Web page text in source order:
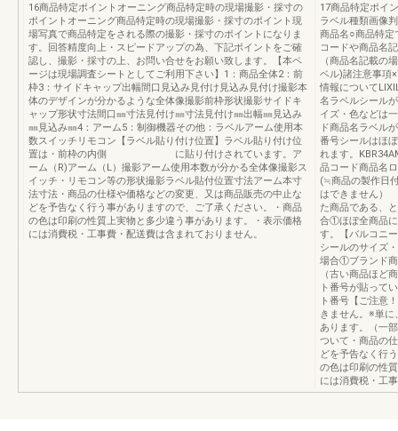
16商品特定ポイントオーニング商品特定時の現場撮影・採寸の
ポイントオーニング商品特定時の現場撮影・採寸のポイント現
場写真で商品特定をされる際の撮影・採寸のポイントになりま
す。回答精度向上・スピードアップの為、下記ポイントをご確
認し、撮影・採寸の上、お問い合せをお願い致します。【本ペ
ージは現場調査シートとしてご利用下さい】1：商品全体2：前
枠3：サイドキャップ出幅間口見込み見付け見込み見付け撮影本
体のデザインが分かるような全体像撮影前枠形状撮影サイドキ
ャップ形状寸法間口㎜寸法見付け㎜寸法見付け㎜出幅㎜見込み
㎜見込み㎜4：アーム5：制御機器その他：ラベルアーム使用本
数スイッチリモコン【ラベル貼り付け位置】ラベル貼り付け位
置は・前枠の内側 に貼り付けされています。ア
ーム（R)アーム（L）撮影アーム使用本数が分かる全体像撮影ス
イッチ・リモコン等の形状撮影ラベル貼付位置寸法アーム本寸
法寸法・商品の仕様や価格などの変更、又は商品販売の中止な
どを予告なく行う事がありますので、ご了承ください。・商品
の色は印刷の性質上実物と多少違う事があります。・表示価格
には消費税・工事費・配送費は含まれておりません。
17商品特定ポイ
ラベル種類画像
商品名○商品特
コードや商品名
（商品名記載の
ベル)諸注意事項
情報について
名ラベルシール
イズ・色などは
ド商品名ラベル
番号シールはほ
れます。
品コード商品名
(≒商品の製作日
はできません）
た商品である、
合①ほぼ全商品
す。【バルコニ
シールのサイズ
場合①ブランド
（古い商品ほど
ト番号が貼って
ト番号【ご注意
きません。※単に
あります。（一
ついて・商品の
どを予告なく行
の色は印刷の性
には消費税・工